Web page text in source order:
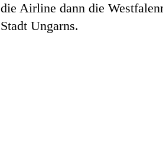
die Airline dann die
Stadt Ungarns.